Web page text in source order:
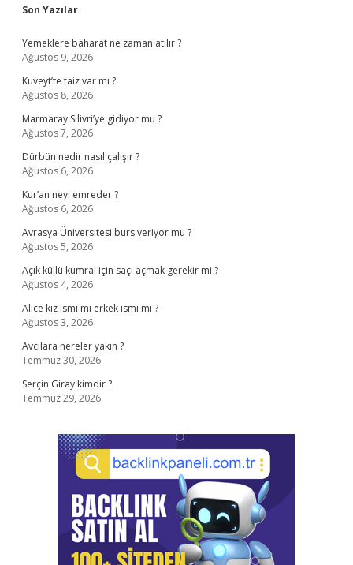
Sidebar
Son Yazılar
Yemeklere baharat ne zaman atılır ?
Ağustos 9, 2026
Kuveyt’te faiz var mı ?
Ağustos 8, 2026
Marmaray Silivri’ye gidiyor mu ?
Ağustos 7, 2026
Dürbün nedir nasıl çalışır ?
Ağustos 6, 2026
Kur’an neyi emreder ?
Ağustos 6, 2026
Avrasya Üniversitesi burs veriyor mu ?
Ağustos 5, 2026
Açık küllü kumral için saçı açmak gerekir mi ?
Ağustos 4, 2026
Alice kız ismi mi erkek ismi mi ?
Ağustos 3, 2026
Avcılara nereler yakın ?
Temmuz 30, 2026
Serçin Giray kimdir ?
Temmuz 29, 2026